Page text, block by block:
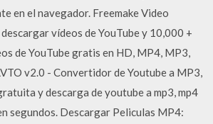
en el navegador. Freemake Video
vídeos de YouTube y 10,000 +
de YouTube gratis en HD, MP4, MP3,
v2.0 - Convertidor de Youtube a MP3,
y descarga de youtube a mp3, mp4
segundos. Descargar Peliculas MP4: